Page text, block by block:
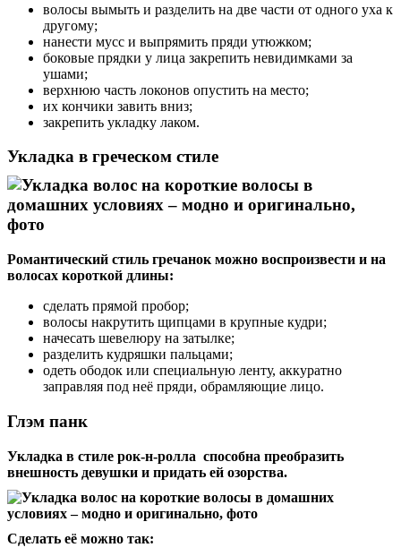
волосы вымыть и разделить на две части от одного уха к
другому;
нанести мусс и выпрямить пряди утюжком;
боковые прядки у лица закрепить невидимками за
ушами;
верхнюю часть локонов опустить на место;
их кончики завить вниз;
закрепить укладку лаком.
Укладка в греческом стиле
Романтический стиль гречанок можно воспроизвести и на
волосах короткой длины:
сделать прямой пробор;
волосы накрутить щипцами в крупные кудри;
начесать шевелюру на затылке;
разделить кудряшки пальцами;
одеть ободок или специальную ленту, аккуратно
заправляя под неё пряди, обрамляющие лицо.
Глэм панк
Укладка в стиле рок-н-ролла способна преобразить
внешность девушки и придать ей озорства.
Сделать её можно так: